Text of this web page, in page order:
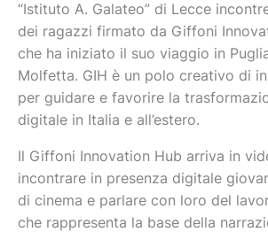
“Istituto A. Galateo” di Lecce
dei ragazzi firmato da Giffoni
che ha iniziato il suo viaggio in
Molfetta. GIH è un polo creativo di
per guidare e favorire la
digitale in Italia e all’estero.
Il Giffoni Innovation Hub arriva in
incontrare in presenza digitale
di cinema e parlare con loro del
che rappresenta la base della